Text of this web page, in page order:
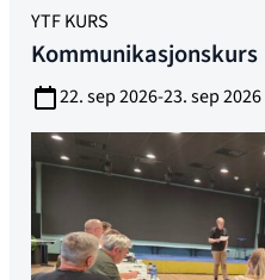
YTF KURS
Kommunikasjonskurs
22. sep 2026-23. sep 2026